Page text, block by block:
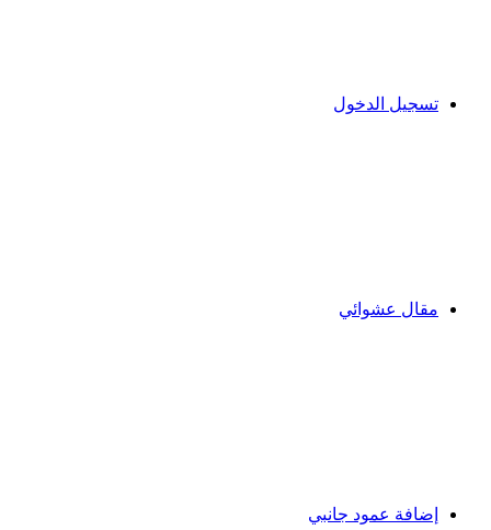
تسجيل الدخول
مقال عشوائي
إضافة عمود جانبي